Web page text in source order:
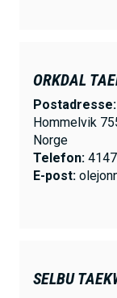
ORKDAL
Postadresse:
Hommelvik
Norge
Telefon:
E-post:
SELBU